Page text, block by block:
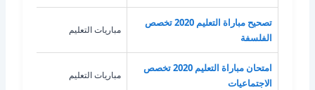
تصحيح مباراة التعليم 2020 تخصص
الفلسفة
مباريات التعليم
امتحان مباراة التعليم 2020 تخصص
الاجتماعيات
مباريات التعليم